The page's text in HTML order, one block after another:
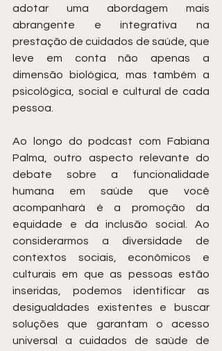
adotar uma abordagem mais
abrangente e integrativa na
prestação de cuidados de saúde, que
leve em conta não apenas a
dimensão biológica, mas também a
psicológica, social e cultural de cada
pessoa.
Ao longo do podcast com Fabiana
Palma, outro aspecto relevante do
debate sobre a funcionalidade
humana em saúde que você
acompanhará é a promoção da
equidade e da inclusão social. Ao
considerarmos a diversidade de
contextos sociais, econômicos e
culturais em que as pessoas estão
inseridas, podemos identificar as
desigualdades existentes e buscar
soluções que garantam o acesso
universal a cuidados de saúde de